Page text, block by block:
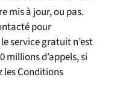
mis à jour, ou pas.
pour
service gratuit n’est
millions d’appels, si
les Conditions